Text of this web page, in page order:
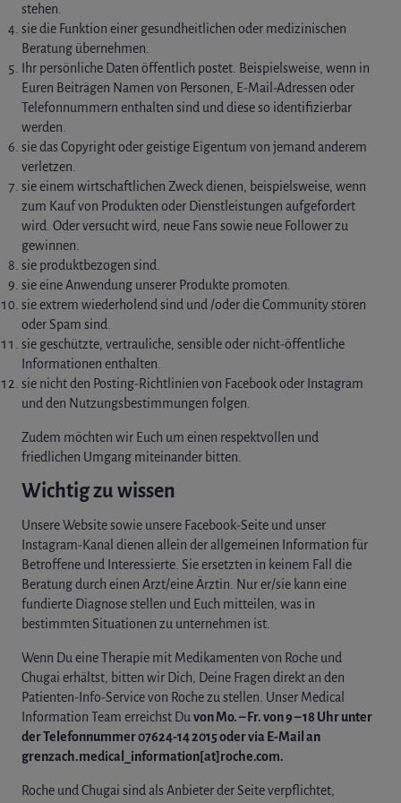
stehen.
sie die Funktion einer gesundheitlichen oder medizinischen
Beratung übernehmen.
Ihr persönliche Daten öffentlich postet. Beispielsweise, wenn in
Euren Beiträgen Namen von Personen, E-Mail-Adressen oder
Telefonnummern enthalten sind und diese so identifizierbar
werden.
sie das Copyright oder geistige Eigentum von jemand anderem
verletzen.
sie einem wirtschaftlichen Zweck dienen, beispielsweise, wenn
zum Kauf von Produkten oder Dienstleistungen aufgefordert
wird. Oder versucht wird, neue Fans sowie neue Follower zu
gewinnen.
sie produktbezogen sind.
sie eine Anwendung unserer Produkte promoten.
sie extrem wiederholend sind und /oder die Community stören
oder Spam sind.
sie geschützte, vertrauliche, sensible oder nicht-öffentliche
Informationen enthalten.
sie nicht den Posting-Richtlinien von Facebook oder Instagram
und den Nutzungsbestimmungen folgen.
Zudem möchten wir Euch um einen respektvollen und
friedlichen Umgang miteinander bitten.
Wichtig zu wissen
Unsere Website sowie unsere Facebook-Seite und unser
Instagram-Kanal dienen allein der allgemeinen Information für
Betroffene und Interessierte. Sie ersetzten in keinem Fall die
Beratung durch einen Arzt/eine Ärztin. Nur er/sie kann eine
fundierte Diagnose stellen und Euch mitteilen, was in
bestimmten Situationen zu unternehmen ist.
Wenn Du eine Therapie mit Medikamenten von Roche und
Chugai erhältst, bitten wir Dich, Deine Fragen direkt an den
Patienten-Info-Service von Roche zu stellen. Unser Medical
Information Team erreichst Du von Mo. – Fr. von 9 – 18 Uhr unter
der Telefonnummer 07624-14 2015 oder via E-Mail an
grenzach.medical_information[at]roche.com.
Roche und Chugai sind als Anbieter der Seite verpflichtet,